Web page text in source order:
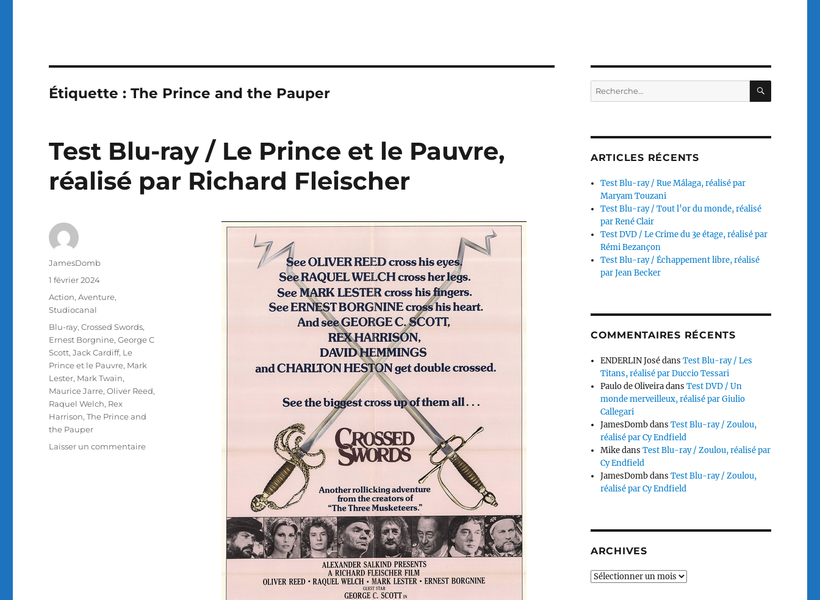
Étiquette :The Prince and the Pauper
Test Blu-ray / Le Prince et le Pauvre,
réalisé par Richard Fleischer
Auteur
JamesDomb
Publié
1 février 2024
Catégories
Action,Aventure,
Studiocanal
Étiquettes
Blu-ray,Crossed Swords,
Ernest Borgnine,George C
Scott,Jack Cardiff, Le
Prince et le Pauvre, Mark
Lester, Mark Twain,
Maurice Jarre,Oliver Reed,
Raquel Welch, Rex
Harrison,The Prince and
the Pauper
Laisser un commentairesur
Recherche
pour :
ARTICLES RÉCENTS
Test Blu-ray / Rue Málaga, réalisé par
Maryam Touzani
Test Blu-ray / Tout l’or du monde, réalisé
par René Clair
Test DVD / Le Crime du 3e étage, réalisé par
Rémi Bezançon
Test Blu-ray / Échappement libre, réalisé
par Jean Becker
COMMENTAIRES RÉCENTS
ENDERLIN JosédansTest Blu-ray / Les
Titans, réalisé par Duccio Tessari
Paulo de OliveiradansTest DVD / Un
monde merveilleux, réalisé par Giulio
Callegari
JamesDombdansTest Blu-ray / Zoulou,
réalisé par Cy Endfield
MikedansTest Blu-ray / Zoulou, réalisé par
Cy Endfield
JamesDombdansTest Blu-ray / Zoulou,
réalisé par Cy Endfield
ARCHIVES
Archives